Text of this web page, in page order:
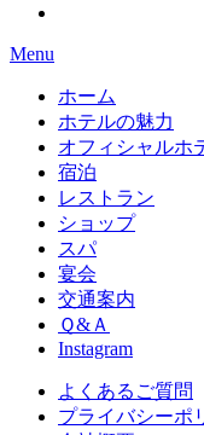
Menu
ホーム
ホテルの魅力
オフィシャルホ
宿泊
レストラン
ショップ
スパ
宴会
交通案内
Ｑ&Ａ
Instagram
よくあるご質問
プライバシーポ